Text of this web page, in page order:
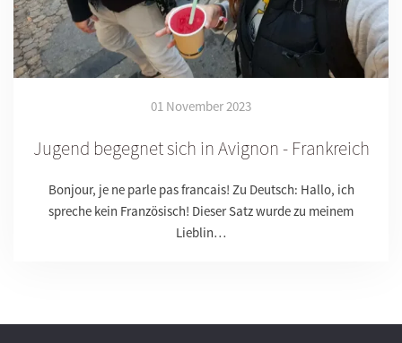
01 November 2023
Jugend begegnet sich in Avignon - Frankreich
Bonjour, je ne parle pas francais! Zu Deutsch: Hallo, ich
spreche kein Französisch! Dieser Satz wurde zu meinem
Lieblin…